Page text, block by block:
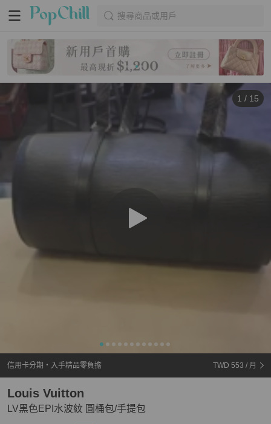
搜尋商品或用戶
1 / 15
信用卡分期・入手精品零負擔 TWD 553 / 月
LV黑色EPI水波紋 圓桶包/手提包
Louis Vuitton